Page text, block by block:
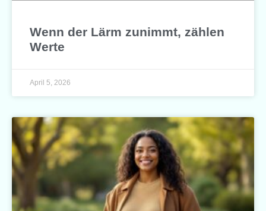
Wenn der Lärm zunimmt, zählen
Werte
April 5, 2026